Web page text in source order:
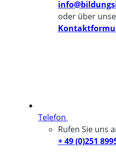
oder über
Telefon
Rufen Sie uns
+ 49 (0)251